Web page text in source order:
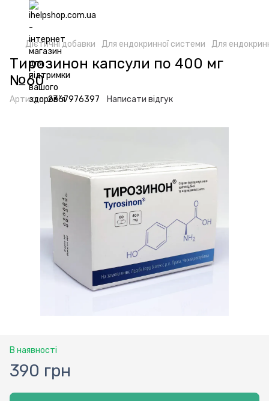
Дієтичні добавки Для ендокринної системи Для
Тирозинон капсули по 400 мг
№60
Артикул:2367976397 Написати відгук
В наявності
390 грн